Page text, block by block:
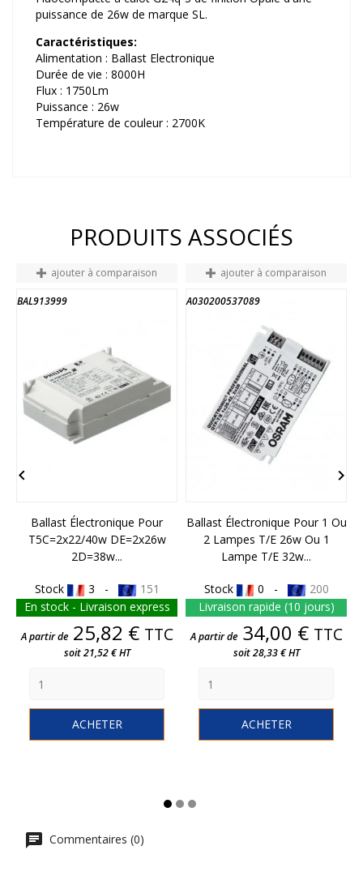
puissance de 26w de marque SL.
Caractéristiques:
Alimentation : Ballast Electronique
Durée de vie : 8000H
Flux : 1750Lm
Puissance : 26w
Température de couleur : 2700K
PRODUITS ASSOCIÉS
ajouter à comparaison
BAL913999
Ballast Électronique Pour
T5C=2x22/40w DE=2x26w
2D=38w...
Stock 3 -
151
En stock - Livraison express
Prix
A partir de 25,82 € TTC
soit 21,52 € HT
ACHETER
ajouter à comparaison
A030200537089
FIN DE STOCK
Ballast Électronique Pour 1 Ou
2 Lampes T/E 26w Ou 1
Lampe T/E 32w...
Stock 0 -
200
Livraison rapide (10 jours)
Prix
A partir de 34,00 € TTC
soit 28,33 € HT
ACHETER
 
Commentaires (0)